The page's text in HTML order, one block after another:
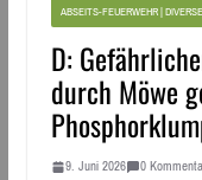
ABSEITS-FEUERWEHR |
D:
durch Möwe
9. Juni 2026 0